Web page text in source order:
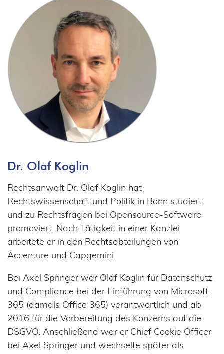
Dr. Olaf Koglin
Rechtsanwalt Dr. Olaf Koglin hat
Rechtswissenschaft und Politik in Bonn studiert
und zu Rechtsfragen bei Opensource-Software
promoviert. Nach Tätigkeit in einer Kanzlei
arbeitete er in den Rechtsabteilungen von
Accenture und Capgemini.
Bei Axel Springer war Olaf Koglin für Datenschutz
und Compliance bei der Einführung von Microsoft
365 (damals Office 365) verantwortlich und ab
2016 für die Vorbereitung des Konzerns auf die
DSGVO. Anschließend war er Chief Cookie Officer
bei Axel Springer und wechselte später als